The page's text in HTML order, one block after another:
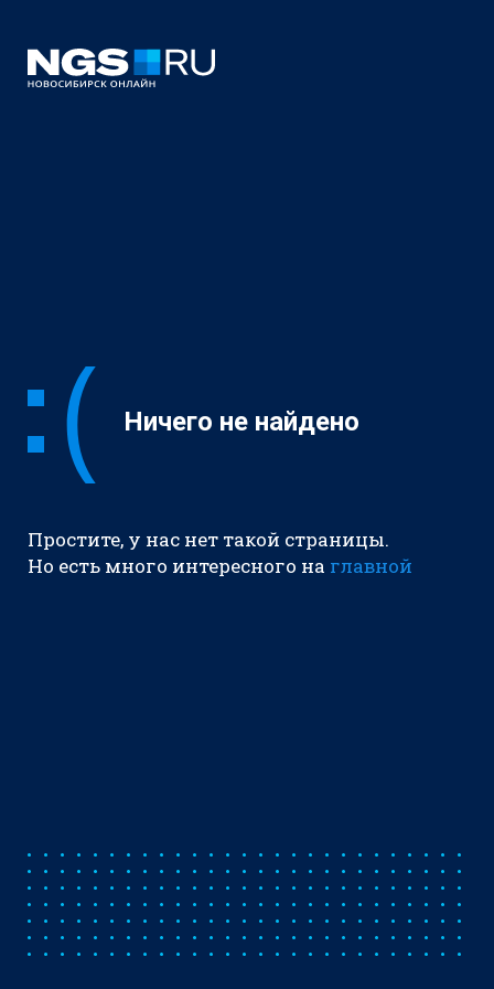
Ничего не найдено
Простите, у нас нет такой страницы.
Но есть много интересного на главной